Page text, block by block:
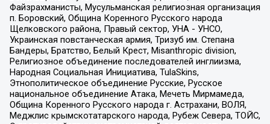
Файзрахманисты, Мусульманская религиозная организация
п. Боровский, Община Коренного Русского народа
Щелковского района, Правый сектор, УНА - УНСО,
Украинская повстанческая армия, Тризуб им. Степана
Бандеры, Братство, Белый Крест, Misanthropic division,
Религиозное объединение последователей инглиизма,
Народная Социальная Инициатива, TulaSkins,
Этнополитическое объединение Русские, Русское
национальное объединение Атака, Мечеть Мирмамеда,
Община Коренного Русского народа г. Астрахани, ВОЛЯ,
Меджлис крымскотатарского народа, Рубеж Севера, ТОЙС,